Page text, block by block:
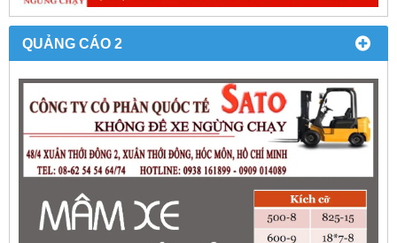
QUẢNG CÁO 2